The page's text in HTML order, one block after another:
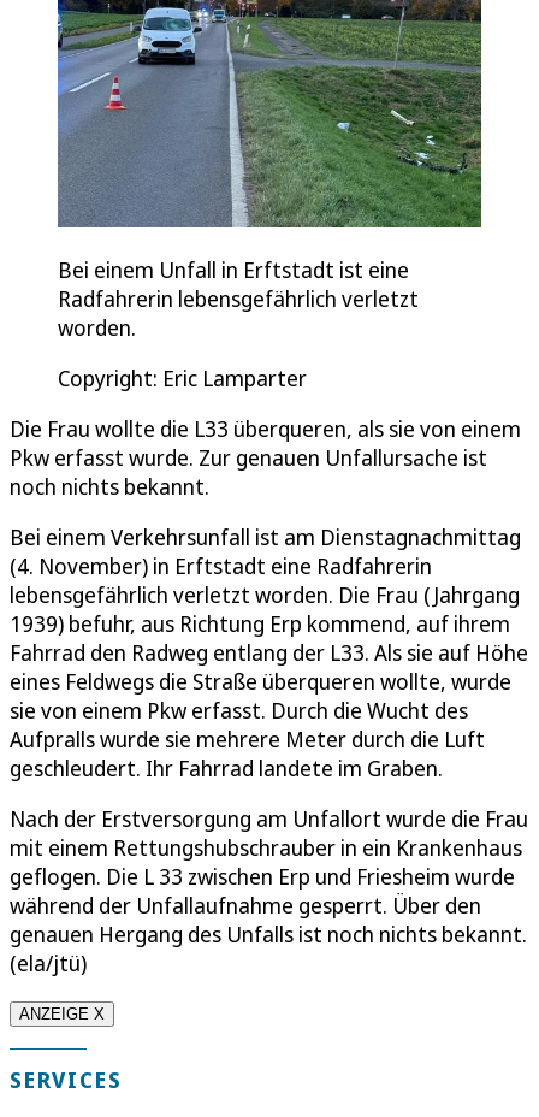
Bei einem Unfall in Erftstadt ist eine
Radfahrerin lebensgefährlich verletzt
worden.
Copyright: Eric Lamparter
Die Frau wollte die L33 überqueren, als sie von einem
Pkw erfasst wurde. Zur genauen Unfallursache ist
noch nichts bekannt.
Bei einem Verkehrsunfall ist am Dienstagnachmittag
(4. November) in Erftstadt eine Radfahrerin
lebensgefährlich verletzt worden. Die Frau (Jahrgang
1939) befuhr, aus Richtung Erp kommend, auf ihrem
Fahrrad den Radweg entlang der L33. Als sie auf Höhe
eines Feldwegs die Straße überqueren wollte, wurde
sie von einem Pkw erfasst. Durch die Wucht des
Aufpralls wurde sie mehrere Meter durch die Luft
geschleudert. Ihr Fahrrad landete im Graben.
Nach der Erstversorgung am Unfallort wurde die Frau
mit einem Rettungshubschrauber in ein Krankenhaus
geflogen. Die L 33 zwischen Erp und Friesheim wurde
während der Unfallaufnahme gesperrt. Über den
genauen Hergang des Unfalls ist noch nichts bekannt.
(ela/jtü)
ANZEIGE X
SERVICES